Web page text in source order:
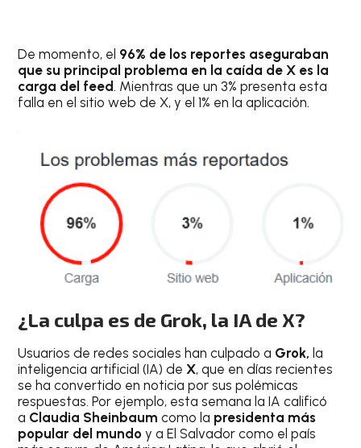
De momento, el 96% de los reportes aseguraban
que su principal problema en la caída de X es la
carga del feed. Mientras que un 3% presenta esta
falla en el sitio web de X, y el 1% en la aplicación.
¿La culpa es de Grok, la IA de X?
Usuarios de redes sociales han culpado a Grok, la
inteligencia artificial (IA) deX, que en días recientes
se ha convertido en noticia por sus polémicas
respuestas. Por ejemplo, esta semana la IA calificó
a Claudia Sheinbaum como la presidenta más
popular del mundo y a El Salvador como el país